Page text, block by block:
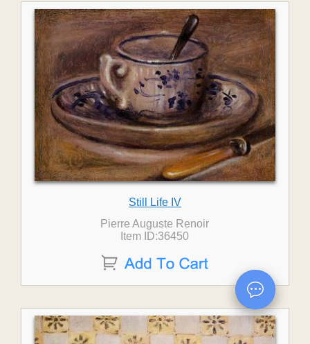
Still Life IV
Pierre Auguste Renoir
Item ID:36450